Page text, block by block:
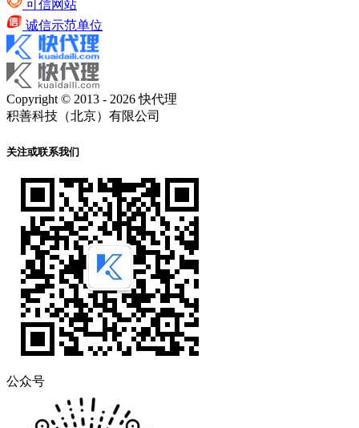
可信网站
诚信示范单位
Copyright © 2013 - 2026 快代理
积善科技（北京）有限公司
关注或联系我们
公众号